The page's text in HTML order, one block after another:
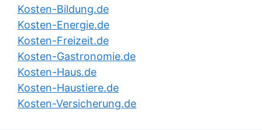
Kosten-Bildung.de
Kosten-Energie.de
Kosten-Freizeit.de
Kosten-Gastronomie.de
Kosten-Haus.de
Kosten-Haustiere.de
Kosten-Versicherung.de